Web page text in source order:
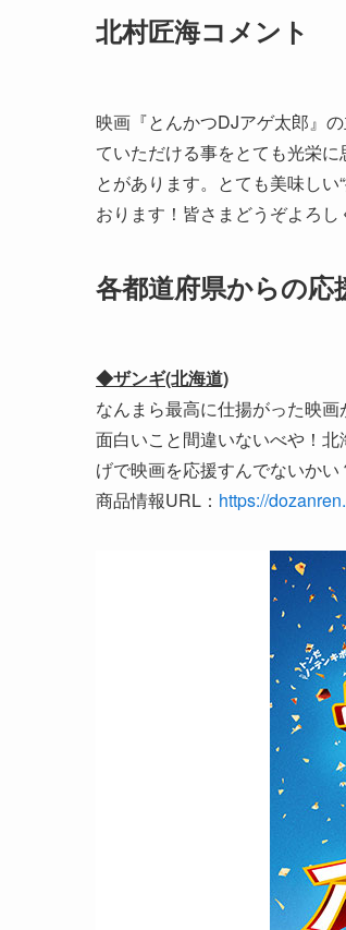
北村匠海コメント
映画『とんかつDJアゲ太郎』
ていただける事をとても光栄
とがあります。とても美味し
おります！皆さまどうぞよろし
各都道府県からの応
◆ザンギ(北海道)
なんまら最高に仕揚がった映
面白いこと間違いないべや！
げで映画を応援すんでないか
商品情報URL： https://